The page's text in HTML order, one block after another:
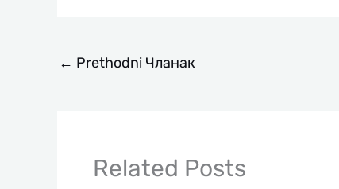
← Prethodni Чланак
Related Posts